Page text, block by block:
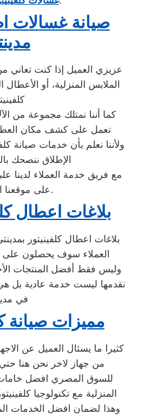
صيانة غسالات
عزيزي العميل إذا كنت
الملابس المنزلية، أو
كما أننا نمتلك مجموعة من
تعمل على كشف مكان
ولأننا نعلم بأن خدمات صيانة
الإطلاق ننصحك
مع فريق خدمة العملاء لدينا
على موقعنا الالكتروني.
بلاغات اعطال
بلاغات اعطال كلفينيتور
العملاء سوف يحصلون على
وليس فقط أفضل المنتجات
نقدمها ليست خدمة عادية بل
في
مميزات صيانة
كثيرا ما يسئال العميل عن
من جهاز لاخر نحن هنا
للسوق المصري افضل
المنزلية مع تكنولوجيا
وهذا لضمان افضل الخدمات